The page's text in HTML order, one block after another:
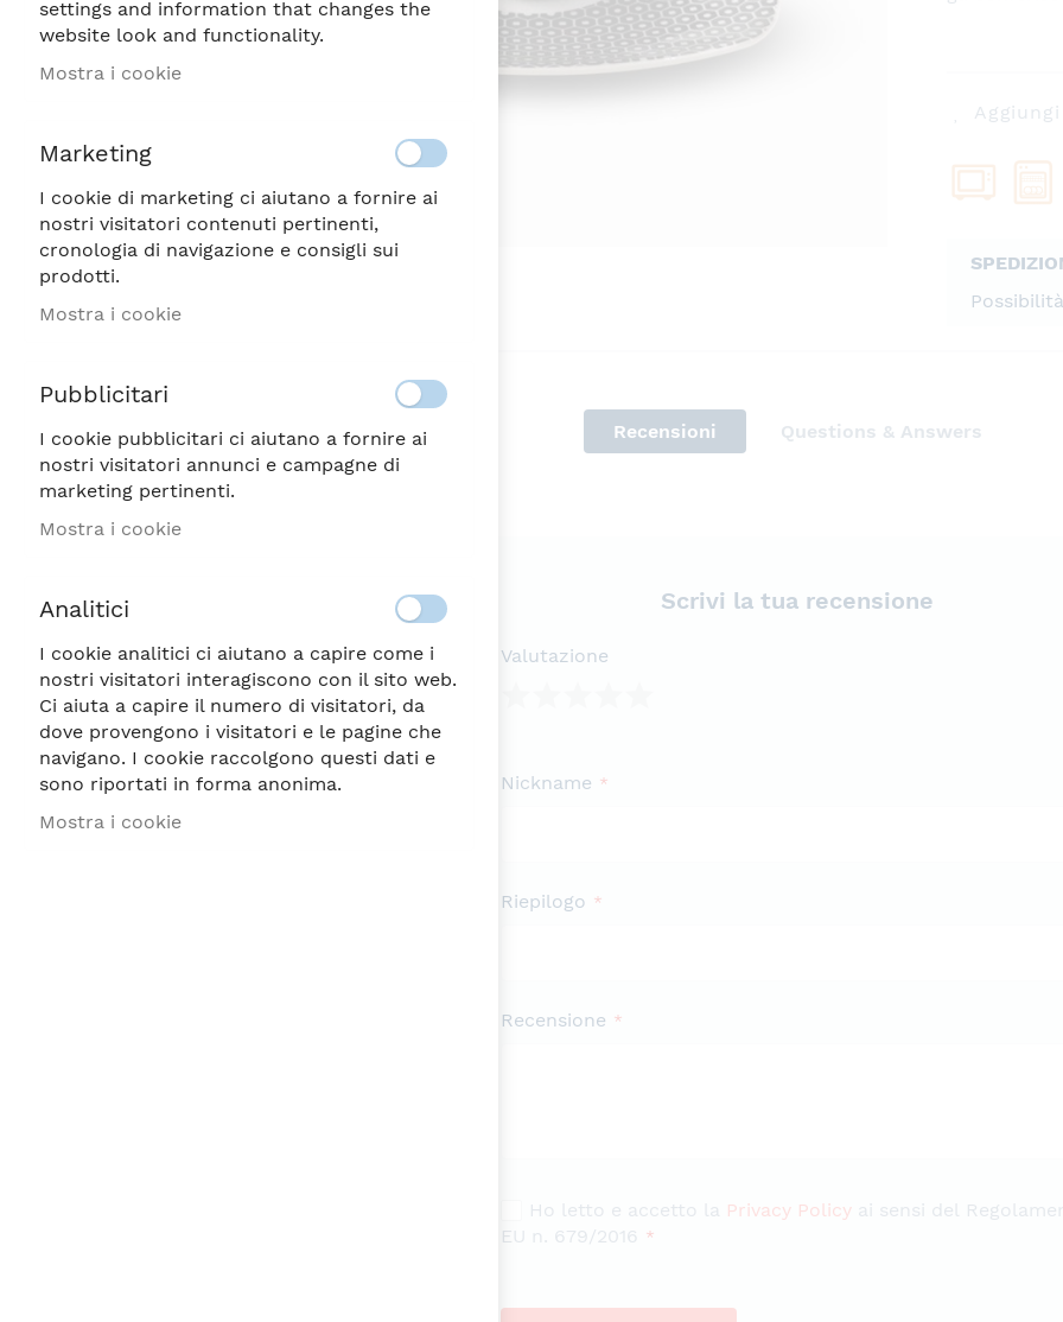
Vai
all'inizio
della
immagini
Recensioni
Scrivi la tua recensione
Valutazione
Nickname
Riepilogo
Recensione
Ho letto e accetto la Privacy Policyai sensi del
EU n. 679/2016
Questions & Answers
settings and information that changes the
website look and functionality.
Mostra i cookie
Marketing
I cookie di marketing ci aiutano a fornire ai
nostri visitatori contenuti pertinenti,
cronologia di navigazione e consigli sui
prodotti.
Mostra i cookie
Pubblicitari
I cookie pubblicitari ci aiutano a fornire ai
nostri visitatori annunci e campagne di
marketing pertinenti.
Mostra i cookie
Analitici
I cookie analitici ci aiutano a capire come i
nostri visitatori interagiscono con il sito web.
Ci aiuta a capire il numero di visitatori, da
dove provengono i visitatori e le pagine che
navigano. I cookie raccolgono questi dati e
sono riportati in forma anonima.
Mostra i cookie